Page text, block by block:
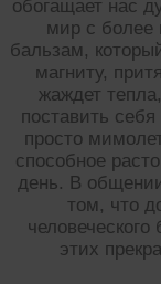
обогащает нас
мир с более
бальзам,
магниту,
жаждет
поставить
просто
способное
день. В
том, что
этих